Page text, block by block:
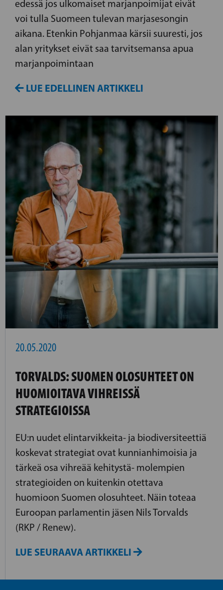
edessä jos ulkomaiset marjanpoimijat eivät
voi tulla Suomeen tulevan marjasesongin
aikana. Etenkin Pohjanmaa kärsii suuresti, jos
alan yritykset eivät saa tarvitsemansa apua
marjanpoimintaan
LUE EDELLINEN ARTIKKELI
20.05.2020
TORVALDS: SUOMEN OLOSUHTEET ON
HUOMIOITAVA VIHREISSÄ
STRATEGIOISSA
EU:n uudet elintarvikkeita- ja biodiversiteettiä
koskevat strategiat ovat kunnianhimoisia ja
tärkeä osa vihreää kehitystä- molempien
strategioiden on kuitenkin otettava
huomioon Suomen olosuhteet. Näin toteaa
Euroopan parlamentin jäsen Nils Torvalds
(RKP / Renew).
LUE SEURAAVA ARTIKKELI